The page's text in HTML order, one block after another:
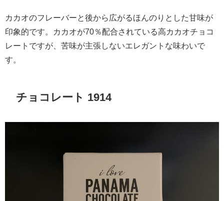
カカオのフレーバーと後から広がるほんのりとした甘味が
印象的です。カカオが70％配合されている高カカオチョコ
レートですが、苦味が主張しないエレガントな味わいで
す。
チョコレート 1914